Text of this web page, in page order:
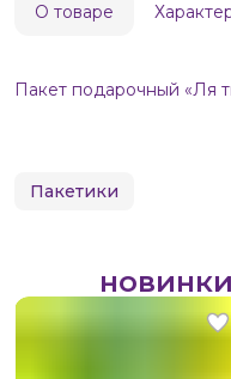
О товаре
Пакет подарочный «Ля
Пакетики